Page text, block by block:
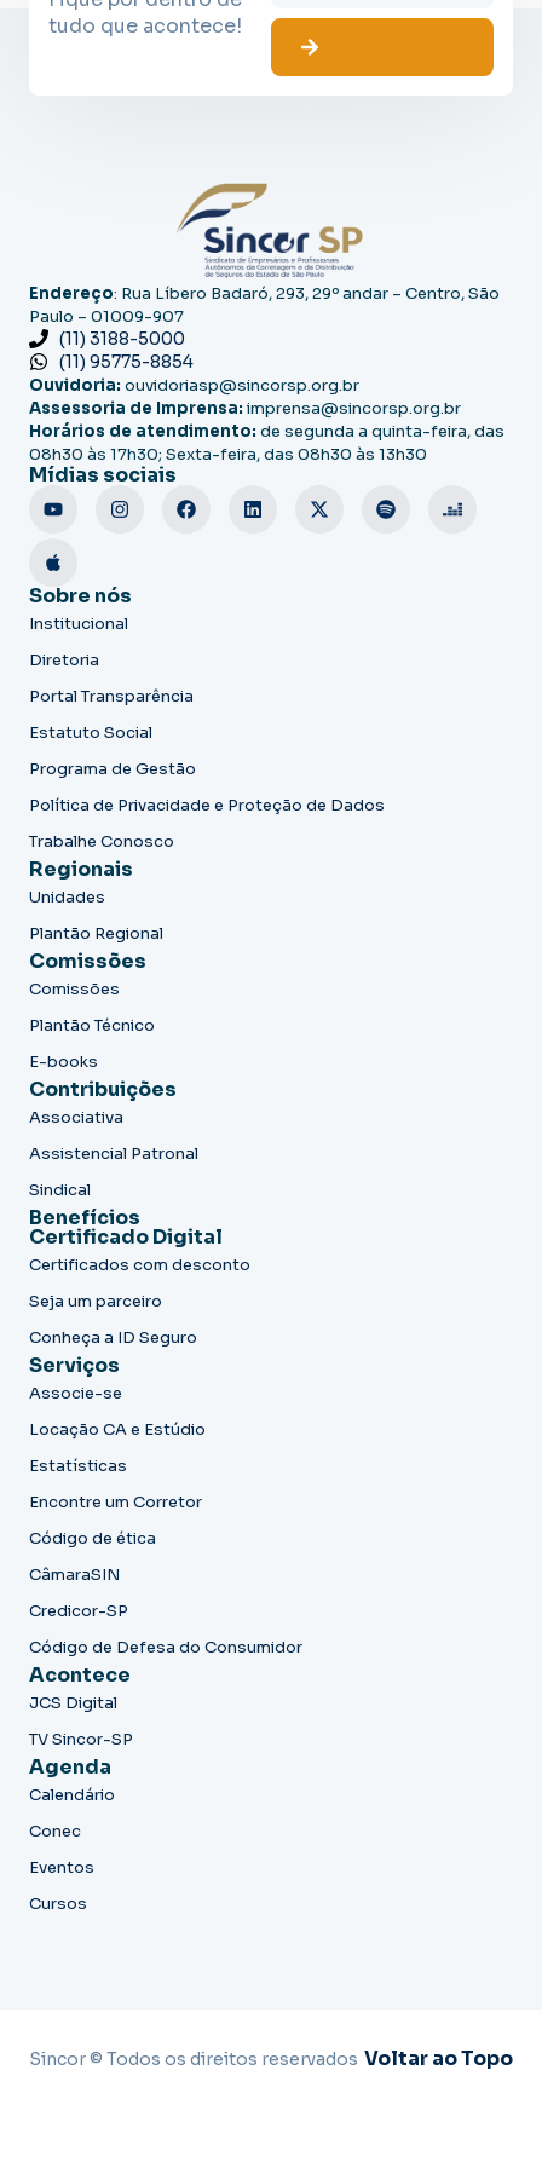
tudo que acontece!
Endereço: Rua Líbero Badaró, 293, 29º andar – Centro, São
Paulo – 01009-907
(11) 3188-5000
(11) 95775-8854
Ouvidoria: ouvidoriasp@sincorsp.org.br
Assessoria de Imprensa: imprensa@sincorsp.org.br
Horários de atendimento: de segunda a quinta-feira, das
08h30 às 17h30; Sexta-feira, das 08h30 às 13h30
Mídias sociais
Sobre nós
Institucional
Diretoria
Portal Transparência
Estatuto Social
Programa de Gestão
Política de Privacidade e Proteção de Dados
Trabalhe Conosco
Regionais
Unidades
Plantão Regional
Comissões
Comissões
Plantão Técnico
E-books
Contribuições
Associativa
Assistencial Patronal
Sindical
Benefícios
Certificado Digital
Certificados com desconto
Seja um parceiro
Conheça a ID Seguro
Serviços
Associe-se
Locação CA e Estúdio
Estatísticas
Encontre um Corretor
Código de ética
CâmaraSIN
Credicor-SP
Código de Defesa do Consumidor
Acontece
JCS Digital
TV Sincor-SP
Agenda
Calendário
Conec
Eventos
Cursos
Sincor © Todos os direitos reservados Voltar ao Topo